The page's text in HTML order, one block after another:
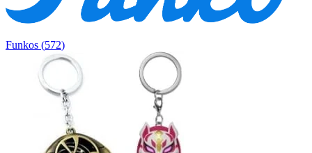
Funkos (572)